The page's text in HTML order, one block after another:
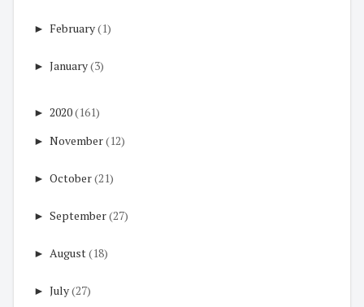
► February(1)
► January(3)
► 2020(161)
► November(12)
► October(21)
► September(27)
► August(18)
► July(27)